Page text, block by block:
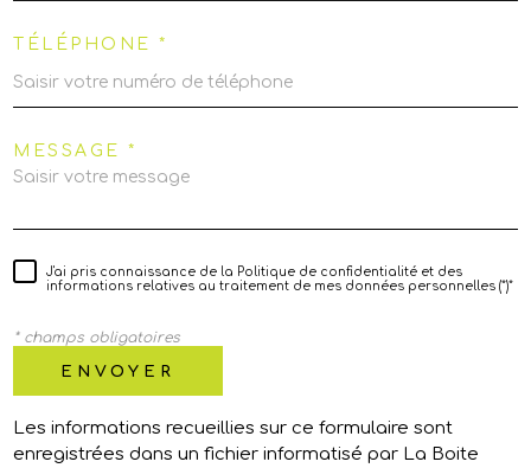
TÉLÉPHONE *
MESSAGE *
J'ai pris connaissance de la Politique de confidentialité et des
informations relatives au traitement de mes données personnelles (*)*
* champs obligatoires
ENVOYER
Les informations recueillies sur ce formulaire sont
enregistrées dans un fichier informatisé par La Boite